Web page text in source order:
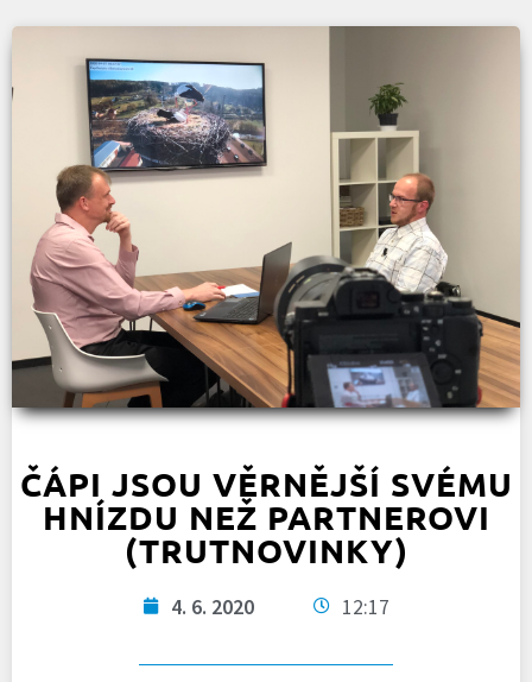
ČÁPI JSOU VĚRNĚJŠÍ SVÉMU
HNÍZDU NEŽ PARTNEROVI
(TRUTNOVINKY)
4. 6. 2020 12:17